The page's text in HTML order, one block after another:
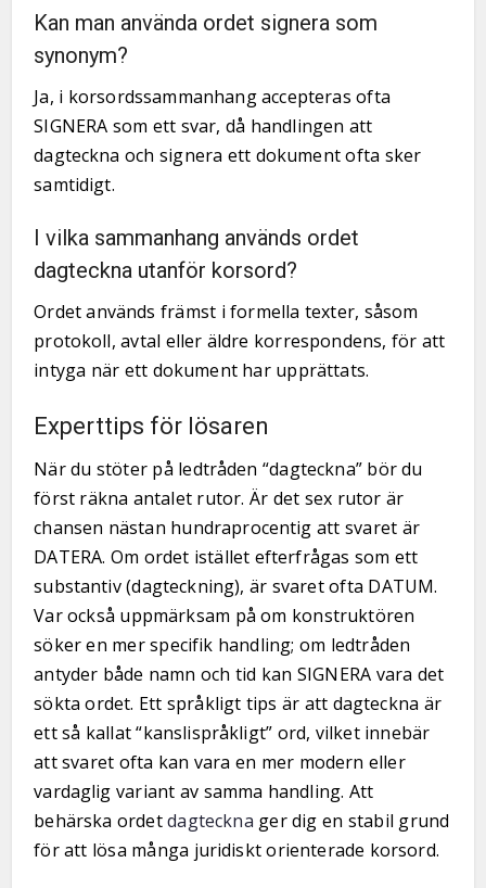
Kan man använda ordet signera som
synonym?
Ja, i korsordssammanhang accepteras ofta
SIGNERA som ett svar, då handlingen att
dagteckna och signera ett dokument ofta sker
samtidigt.
I vilka sammanhang används ordet
dagteckna utanför korsord?
Ordet används främst i formella texter, såsom
protokoll, avtal eller äldre korrespondens, för att
intyga när ett dokument har upprättats.
Experttips för lösaren
När du stöter på ledtråden “dagteckna” bör du
först räkna antalet rutor. Är det sex rutor är
chansen nästan hundraprocentig att svaret är
DATERA. Om ordet istället efterfrågas som ett
substantiv (dagteckning), är svaret ofta DATUM.
Var också uppmärksam på om konstruktören
söker en mer specifik handling; om ledtråden
antyder både namn och tid kan SIGNERA vara det
sökta ordet. Ett språkligt tips är att dagteckna är
ett så kallat “kanslispråkligt” ord, vilket innebär
att svaret ofta kan vara en mer modern eller
vardaglig variant av samma handling. Att
behärska ordetdagteckna ger dig en stabil grund
för att lösa många juridiskt orienterade korsord.